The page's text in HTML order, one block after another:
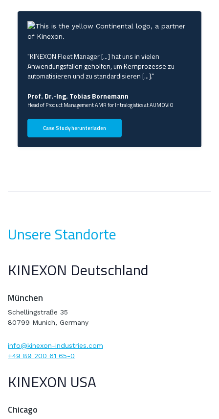
"KINEXON Fleet Manager [...] hat uns in vielen
Anwendungsfällen geholfen, um Kernprozesse zu
automatisieren und zu standardisieren [...]."
Prof. Dr.-Ing. Tobias Bornemann
Head of Product Management AMR for Intralogistics at AUMOVIO
Case Study herunterladen
Unsere Standorte
KINEXON Deutschland
München
Schellingstraße 35
80799 Munich, Germany
info@kinexon-industries.com
+49 89 200 61 65-0
KINEXON USA
Chicago